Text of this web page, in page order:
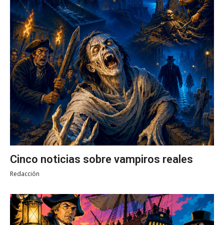
Cinco noticias sobre vampiros reales
Redacción